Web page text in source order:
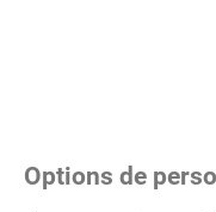
Options de